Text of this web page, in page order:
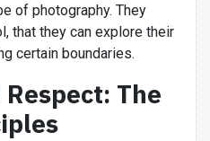
of photography. They
that they can explore their
certain boundaries.
The